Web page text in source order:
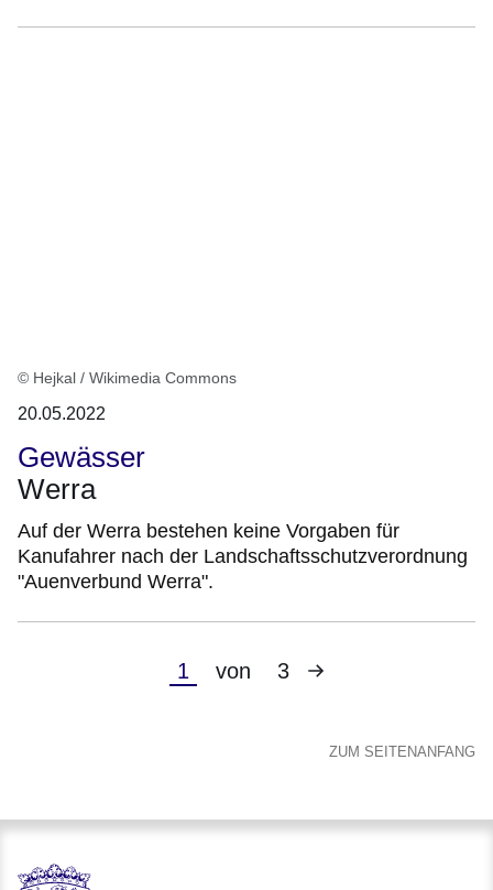
© Hejkal / Wikimedia Commons
20.05.2022
Gewässer
Werra
Auf der Werra bestehen keine Vorgaben für
Kanufahrer nach der Landschaftsschutzverordnung
"Auenverbund Werra".
Aktuelle
1 von 3
Nächste
ZUM SEITENANFANG